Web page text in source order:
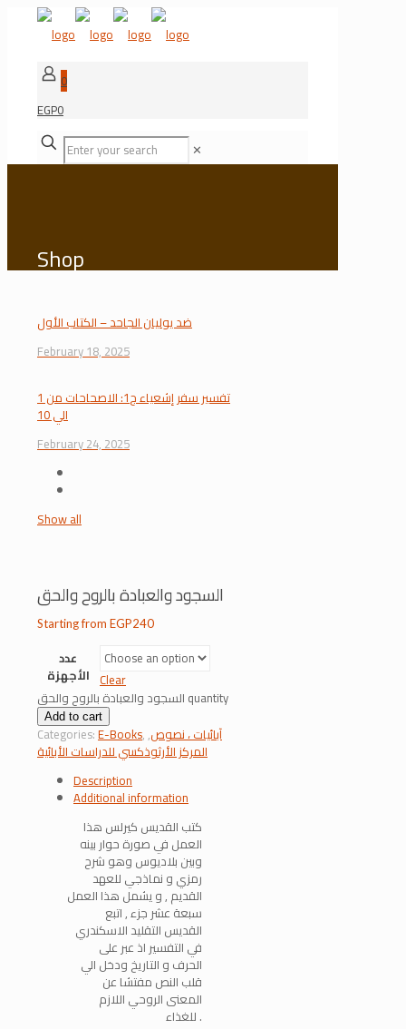
0
EGP0
✕
Shop
ضد يوليان الجاحد – الكتاب الأول
February 18, 2025
تفسير سفر إشعياء ج1: الاصحاحات من 1
الي 10
February 24, 2025
Show all
السجود والعبادة بالروح والحق
Starting from EGP240
عدد
الأجهزة Clear
السجود والعبادة بالروح والحق quantity
Add to cart
Categories:E-Books, آبائيات ، نصوص,
المركز الأرثوذكسي للدراسات الأبائية
Description
Additional information
كتب القديس كيرلس هذا
العمل في صورة حوار بينه
وبين بلاديوس وهو شرح
رمزي و نماذجي للعهد
القديم , و يشمل هذا العمل
سبعة عشر جزء , اتبع
القديس التقليد الاسكندري
في التفسير اذ عبر على
الحرف و التاريخ ودخل الي
قلب النص مفتشا عن
المعنى الروحي اللازم
للغذاء .